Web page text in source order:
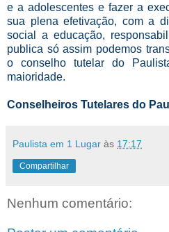
e a adolescentes e fazer a
sua plena efetivação, com a
social a educação,
publica só assim podemos
o conselho tutelar do
maioridade.
Conselheiros Tutelares do
Paulista em 1 Lugar às 17:17
Compartilhar
Nenhum comentário: